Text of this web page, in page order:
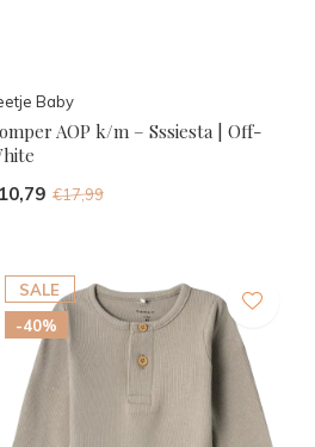
Baby
AOP k/m – Sssiesta | Off-
€17,99
SALE
-40%